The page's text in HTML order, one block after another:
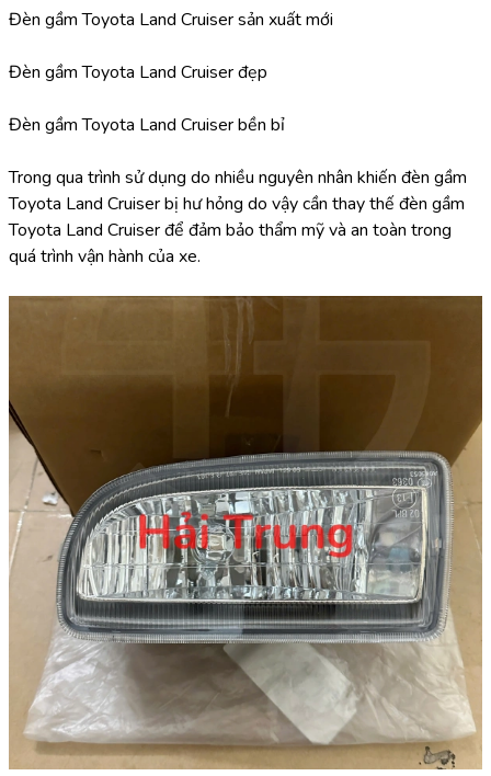
Đèn gầm Toyota Land Cruiser sản xuất mới
Đèn gầm Toyota Land Cruiser đẹp
Đèn gầm Toyota Land Cruiser bền bỉ
Trong qua trình sử dụng do nhiều nguyên nhân khiến đèn gầm
Toyota Land Cruiser bị hư hỏng do vậy cần thay thế đèn gầm
Toyota Land Cruiser để đảm bảo thẩm mỹ và an toàn trong
quá trình vận hành của xe.